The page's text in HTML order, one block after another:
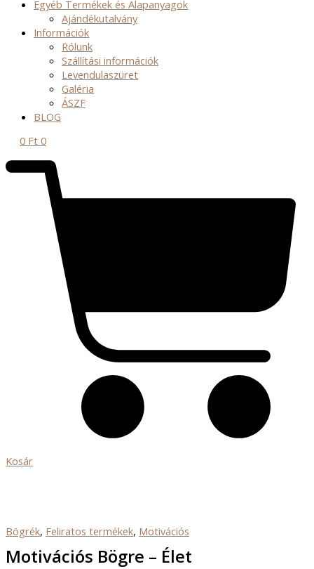
Egyéb Termékek és Alapanyagok
Ajándékutalvány
Információk
Rólunk
Szállítási információk
Levendulaszüret
Galéria
ÁSZF
BLOG
0 Ft 0
Kosár
Bögrék, Feliratos termékek, Motivációs
Motivációs Bögre – Élet